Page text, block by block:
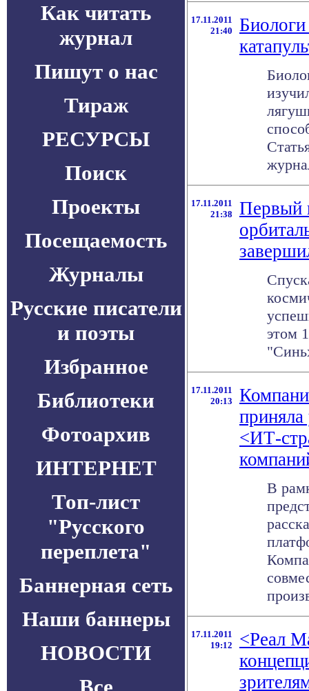
Как читать
журнал
Пишут о нас
Тираж
РЕСУРСЫ
Поиск
Проекты
Посещаемость
Журналы
Русские писатели
и поэты
Избранное
Библиотеки
Фотоархив
ИНТЕРНЕТ
Топ-лист
"Русского
переплета"
Баннерная сеть
Наши баннеры
НОВОСТИ
17.11.2011
21:40
17.11.2011
21:38
Первый
этом
17.11.2011
20:13
<ИТ-
В
17.11.2011
19:12
<Реал